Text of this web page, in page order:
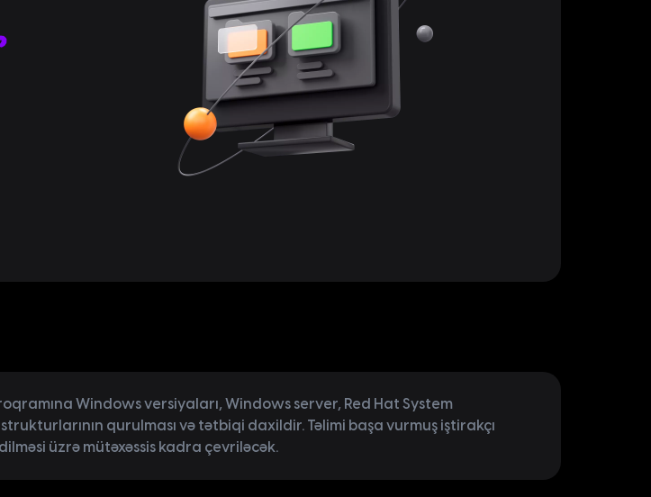
Windows versiyaları, Windows server, Red Hat System
qurulması və tətbiqi daxildir. Təlimi başa vurmuş iştirakçı
üzrə mütəxəssis kadra çevriləcək.